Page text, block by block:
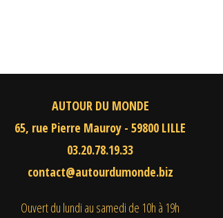
AUTOUR DU MONDE
65, rue Pierre Mauroy - 59800 LILLE
03.20.78.19.33
contact@autourdumonde.biz
Ouvert du lundi au samedi de 10h à 19h